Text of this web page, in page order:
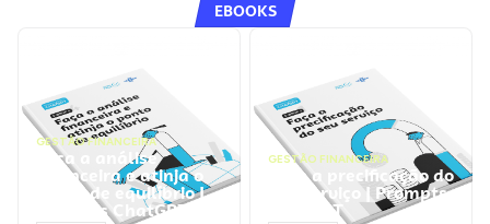
EBOOKS
GESTÃO FINANCEIRA
Faça a análise
financeira e atinja o
ponto de equilíbrio |
Prompts ChatGPT
GESTÃO FINANCEIRA
Faça a precificação do
seu serviço | Prompts
ChatGPT